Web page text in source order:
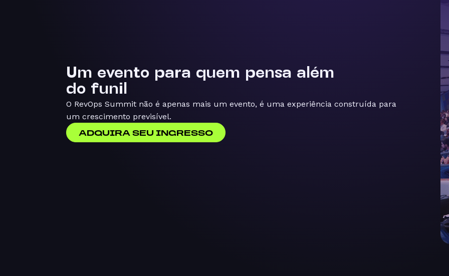
Um evento para quem pensa além
do funil
O RevOps Summit não é apenas mais um evento, é uma experiência construída para
um crescimento previsível.
ADQUIRA SEU INGRESSO